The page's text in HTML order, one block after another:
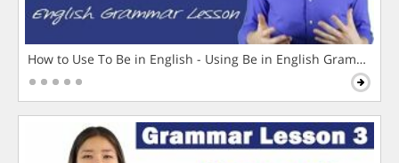
How to Use To Be in English - Using Be in English Grammar